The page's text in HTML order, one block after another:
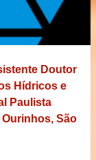
Doutor
Hídricos e
Paulista
São